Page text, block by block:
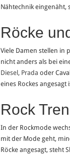
Nähtechnik eingenäht,
Röcke
Viele Damen stellen in
nicht anders als bei
Diesel , Prada oder
eines Rockes angesagt
Rock
In der Rockmode
mit der Mode geht,
Röcke angesagt, steht